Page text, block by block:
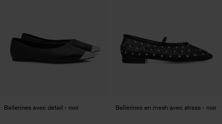
Ballerines avec détail - noir Ballerines en mesh avec strass - noir